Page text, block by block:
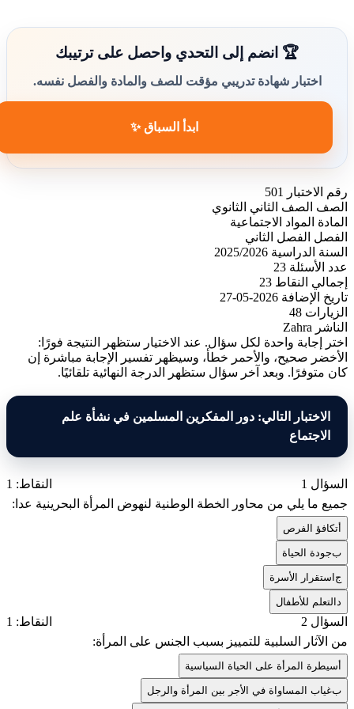
🏆 انضم إلى التحدي واحصل على ترتيبك
اختبار شهادة تدريبي مؤقت للصف والمادة والفصل نفسه.
ابدأ السباق ✨
رقم الاختبار
501
الصف
الصف الثاني الثانوي
المادة
المواد الاجتماعية
الفصل
الفصل الثاني
السنة الدراسية 2025/2026
عدد الأسئلة 23
إجمالي النقاط 23
تاريخ الإضافة 2026-05-27
الزيارات 48
الناشر Zahra
اختر إجابة واحدة لكل سؤال. عند الاختيار ستظهر النتيجة فورًا:
الأخضر صحيح، والأحمر خطأ، وسيظهر تفسير الإجابة مباشرة إن
كان متوفرًا. وبعد آخر سؤال ستظهر الدرجة النهائية تلقائيًا.
الاختبار التالي: دور المفكرين المسلمين في نشأة علم
الاجتماع
السؤال 1
النقاط: 1
جميع ما يلي من محاور الخطة الوطنية لنهوض المرأة البحرينية عدا:
تكافؤ الفرص
بجودة الحياة
جاستقرار الأسرة
التعلم للأطفال
السؤال 2
النقاط: 1
من الآثار السلبية للتمييز بسبب الجنس على المرأة:
سيطرة المرأة على الحياة السياسية
بغياب المساواة في الأجر بين المرأة والرجل